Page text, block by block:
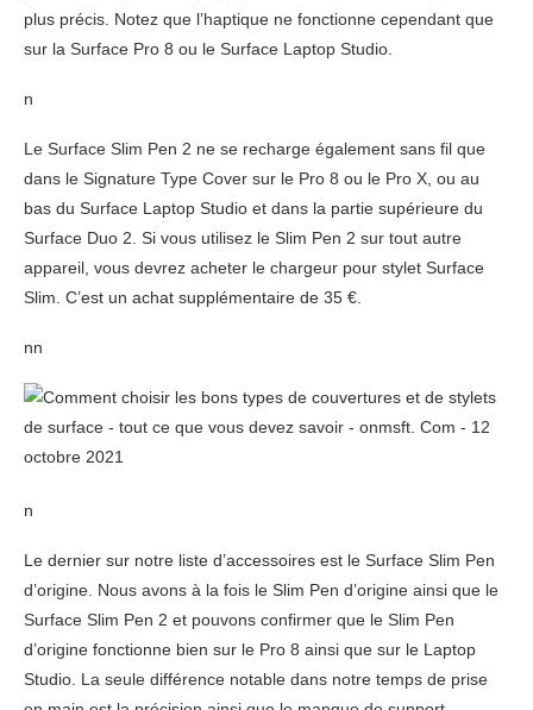
plus précis. Notez que l’haptique ne fonctionne cependant que
sur la Surface Pro 8 ou le Surface Laptop Studio.
n
Le Surface Slim Pen 2 ne se recharge également sans fil que
dans le Signature Type Cover sur le Pro 8 ou le Pro X, ou au
bas du Surface Laptop Studio et dans la partie supérieure du
Surface Duo 2. Si vous utilisez le Slim Pen 2 sur tout autre
appareil, vous devrez acheter le chargeur pour stylet Surface
Slim. C’est un achat supplémentaire de 35 €.
nn
n
Le dernier sur notre liste d’accessoires est le Surface Slim Pen
d’origine. Nous avons à la fois le Slim Pen d’origine ainsi que le
Surface Slim Pen 2 et pouvons confirmer que le Slim Pen
d’origine fonctionne bien sur le Pro 8 ainsi que sur le Laptop
Studio. La seule différence notable dans notre temps de prise